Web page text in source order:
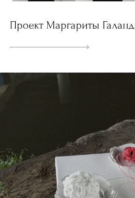
Проект Маргариты